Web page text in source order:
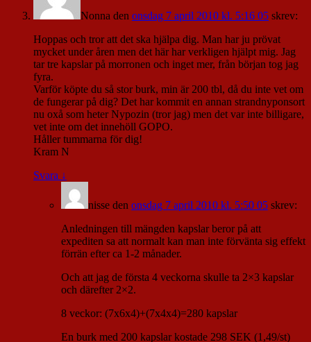
Nonna den onsdag 7 april 2010 kl. 5:16 05 skrev:
Hoppas och tror att det ska hjälpa dig. Man har ju prövat
mycket under åren men det här har verkligen hjälpt mig. Jag
tar tre kapslar på morronen och inget mer, från början tog jag
fyra.
Varför köpte du så stor burk, min är 200 tbl, då du inte vet om
de fungerar på dig? Det har kommit en annan strandnyponsort
nu oxå som heter Nypozin (tror jag) men det var inte billigare,
vet inte om det innehöll GOPO.
Håller tummarna för dig!
Kram N
Svara ↓
nisse den onsdag 7 april 2010 kl. 5:50 05 skrev:
Anledningen till mängden kapslar beror på att
expediten sa att normalt kan man inte förvänta sig effekt
förrän efter ca 1-2 månader.
Och att jag de första 4 veckorna skulle ta 2×3 kapslar
och därefter 2×2.
8 veckor: (7x6x4)+(7x4x4)=280 kapslar
En burk med 200 kapslar kostade 298 SEK (1,49/st)